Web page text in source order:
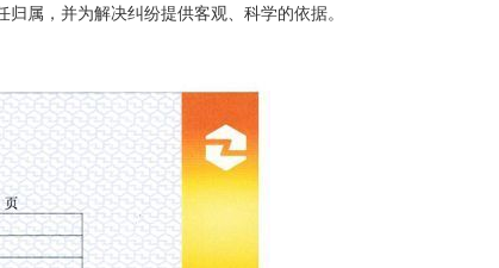
属，并为解决纠纷提供客观、科学的依据。